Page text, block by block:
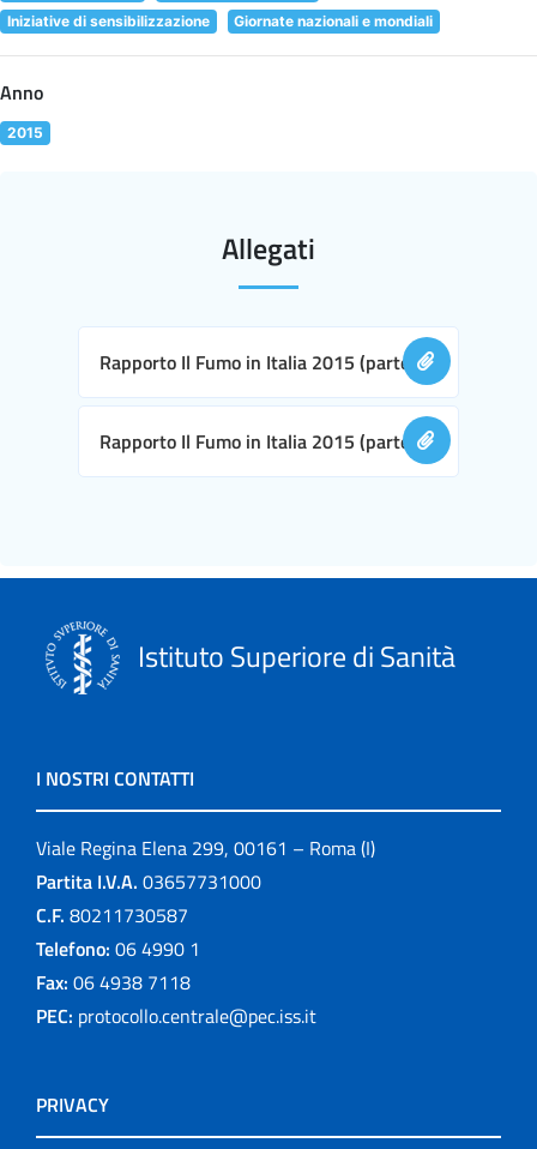
Iniziative di sensibilizzazione
Giornate nazionali e mondiali
Anno
2015
Allegati
Rapporto Il Fumo in Italia 2015 (parte I)
Rapporto Il Fumo in Italia 2015 (parte II)
Istituto Superiore di Sanità
I NOSTRI CONTATTI
Viale Regina Elena 299, 00161 – Roma (I)
Partita I.V.A. 03657731000
C.F. 80211730587
Telefono: 06 4990 1
Fax: 06 4938 7118
PEC: protocollo.centrale@pec.iss.it
PRIVACY